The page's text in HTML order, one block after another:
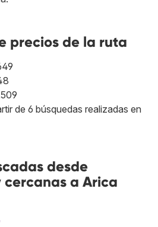
precios de la ruta
de 6 búsquedas realizadas en
desde
a Arica